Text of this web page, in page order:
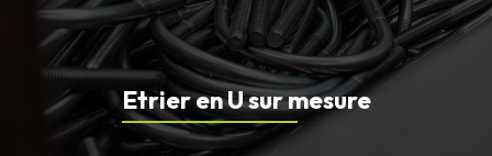
Etrier en U sur mesure